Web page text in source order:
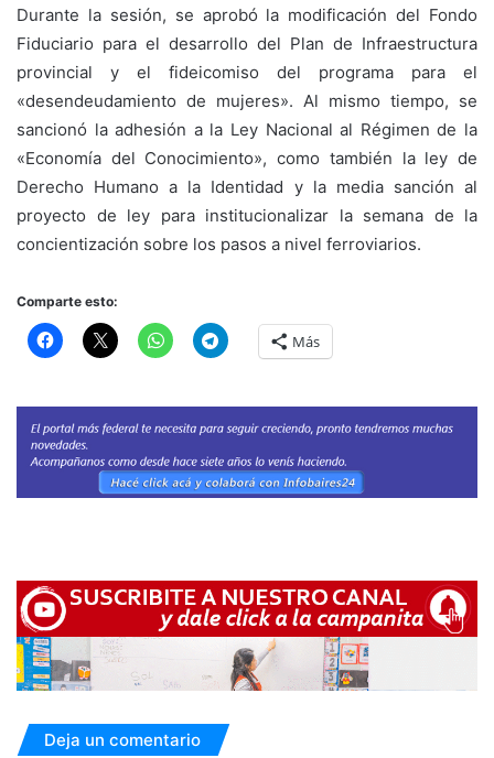
Durante la sesión, se aprobó la modificación del Fondo
Fiduciario para el desarrollo del Plan de Infraestructura
provincial y el fideicomiso del programa para el
«desendeudamiento de mujeres». Al mismo tiempo, se
sancionó la adhesión a la Ley Nacional al Régimen de la
«Economía del Conocimiento», como también la ley de
Derecho Humano a la Identidad y la media sanción al
proyecto de ley para institucionalizar la semana de la
concientización sobre los pasos a nivel ferroviarios.
Comparte esto:
Más
Deja un comentario